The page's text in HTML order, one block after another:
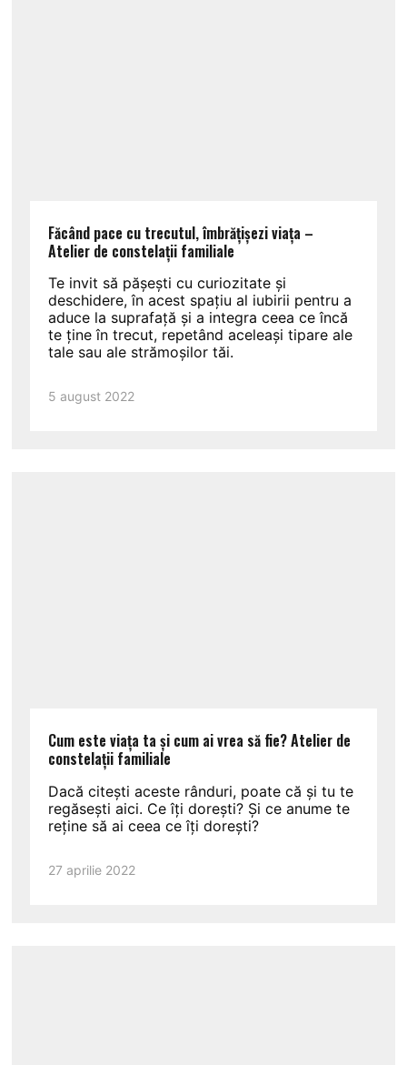
Făcând pace cu trecutul, îmbrățișezi viața –
Atelier de constelații familiale
Te invit să pășești cu curiozitate și
deschidere, în acest spațiu al iubirii pentru a
aduce la suprafață și a integra ceea ce încă
te ține în trecut, repetând aceleași tipare ale
tale sau ale strămoșilor tăi.
5 august 2022
Cum este viața ta și cum ai vrea să fie? Atelier de
constelații familiale
Dacă citești aceste rânduri, poate că și tu te
regăsești aici. Ce îți dorești? Și ce anume te
reține să ai ceea ce îți dorești?
27 aprilie 2022